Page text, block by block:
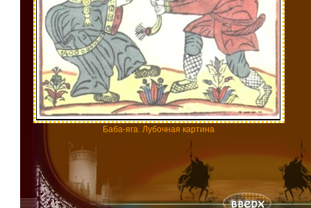
Баба-яга. Лубочная картина